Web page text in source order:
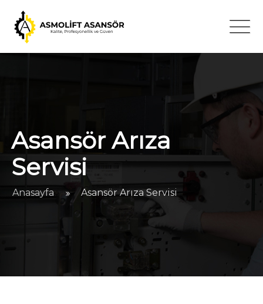
Asansör Arıza
Servisi
Anasayfa Asansör Arıza Servisi